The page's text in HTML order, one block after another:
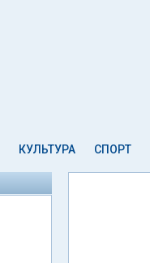
КУЛЬТУРА СПОРТ